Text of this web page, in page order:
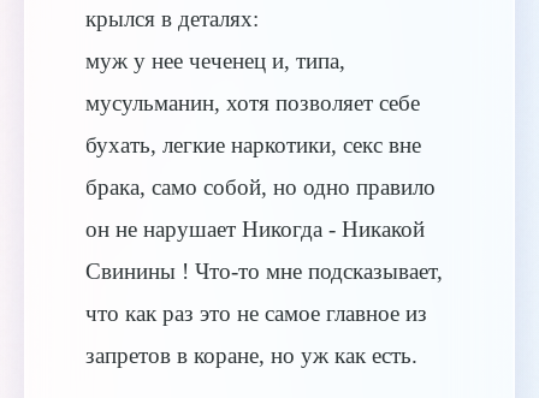
крылся в деталях:
муж у нее чеченец и, типа,
мусульманин, хотя позволяет себе
бухать, легкие наркотики, секс вне
брака, само собой, но одно правило
он не нарушает Никогда - Никакой
Свинины ! Что-то мне подсказывает,
что как раз это не самое главное из
запретов в коране, но уж как есть.